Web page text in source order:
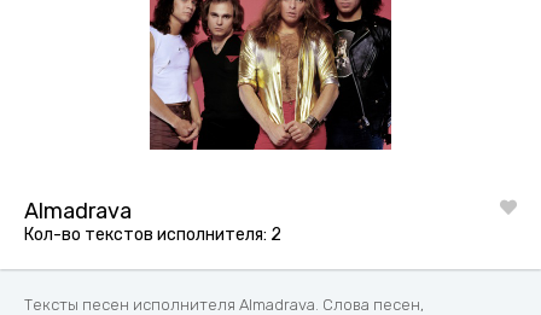
Almadrava
Кол-во текстов исполнителя: 2
Тексты песен исполнителя Almadrava. Слова песен,